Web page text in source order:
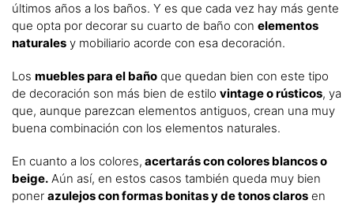
últimos años a los baños. Y es que cada vez hay más gente
que opta por decorar su cuarto de baño con elementos
naturales y mobiliario acorde con esa decoración.
Los muebles para el baño que quedan bien con este tipo
de decoración son más bien de estilo vintage o rústicos, ya
que, aunque parezcan elementos antiguos, crean una muy
buena combinación con los elementos naturales.
En cuanto a los colores, acertarás con colores blancos o
beige. Aún así, en estos casos también queda muy bien
poner azulejos con formas bonitas y de tonos claros en